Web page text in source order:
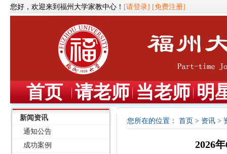
您好，欢迎来到福州大学家教中心！ [请登录] [免费注册]
首页 请老师 当老师 明
新闻资讯
通知公告
成功案例
您所在的位置： 首页 > 资讯 >
2026